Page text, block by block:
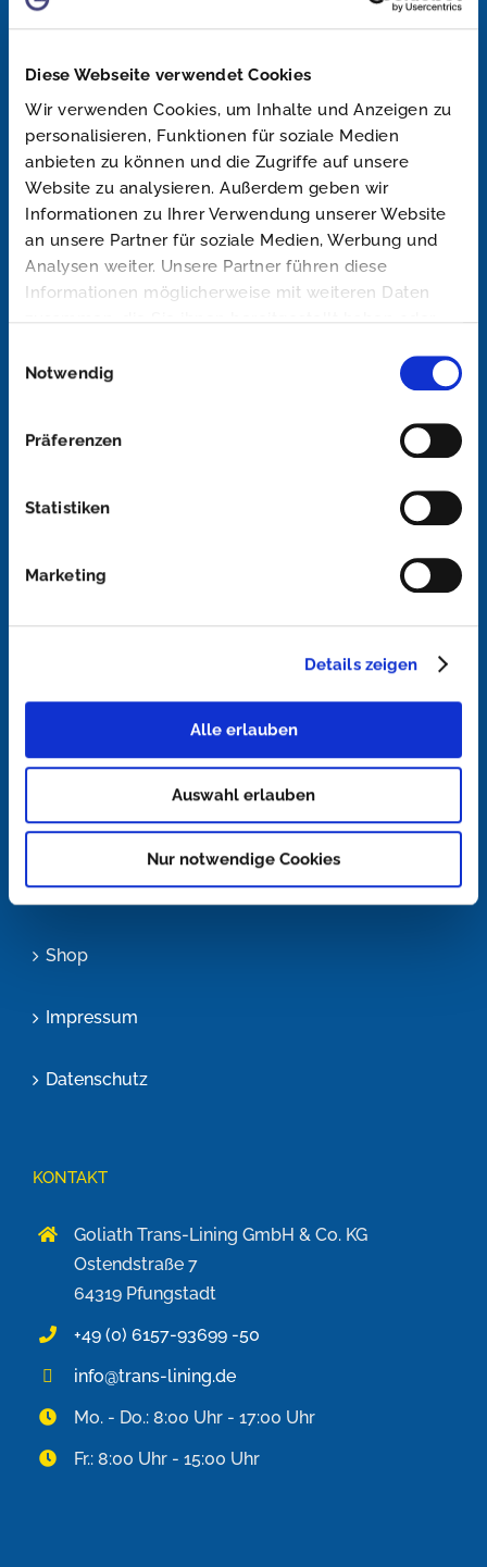
Diese Webseite verwendet Cookies
Wir verwenden Cookies, um Inhalte und Anzeigen zu
personalisieren, Funktionen für soziale Medien
anbieten zu können und die Zugriffe auf unsere
Website zu analysieren. Außerdem geben wir
Informationen zu Ihrer Verwendung unserer Website
an unsere Partner für soziale Medien, Werbung und
Analysen weiter. Unsere Partner führen diese
Informationen möglicherweise mit weiteren Daten
gesammelt haben.
Notwendig
Präferenzen
Statistiken
Marketing
Details zeigen
Alle erlauben
Auswahl erlauben
Nur notwendige Cookies
Goliath Trans-Lining gehört seit der
Firmengründung im Jahr 2000 zu den ersten und
Beschichtungen Deutschlands.
NAVIGATION
Lösungen
Konfigurator
Blog
Über uns
Shop
Impressum
Datenschutz
KONTAKT
Goliath Trans-Lining GmbH & Co. KG
Ostendstraße 7
64319 Pfungstadt
+49 (0) 6157-93699 -50
info@trans-lining.de
Mo. - Do.: 8:00 Uhr - 17:00 Uhr
Fr.: 8:00 Uhr - 15:00 Uhr